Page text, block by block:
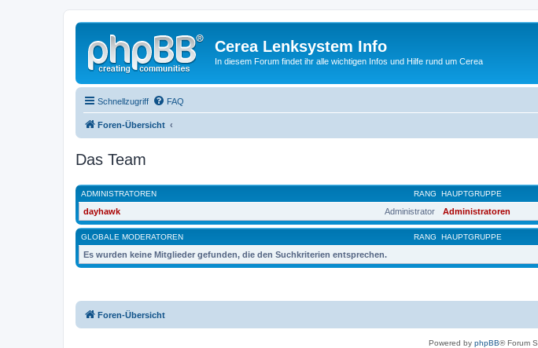
Cerea Lenksystem Info
In diesem Forum findet ihr alle wichtigen Infos und Hilfe rund um Cerea
Schnellzugriff FAQ
Foren-Übersicht
Das Team
RANG
ADMINISTRATOREN HAUPTGRUPPE
Administrator
dayhawk Administratoren
RANG
GLOBALE MODERATOREN HAUPTGRUPPE
Es wurden keine Mitglieder gefunden, die den Suchkriterien entsprechen.
Foren-Übersicht
Powered by phpBB® Forum